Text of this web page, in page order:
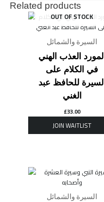
Related products
OUT OF STOCK
السيرة والشمائل
المورد العذب الهني
في الكلام على
السيرة للحافظ عبد
الغني
£33.00
السيرة والشمائل